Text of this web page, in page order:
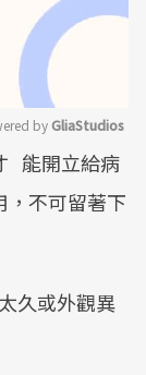
Mute
by GliaStudios
能開立給病
，不可留著下
久或外觀異